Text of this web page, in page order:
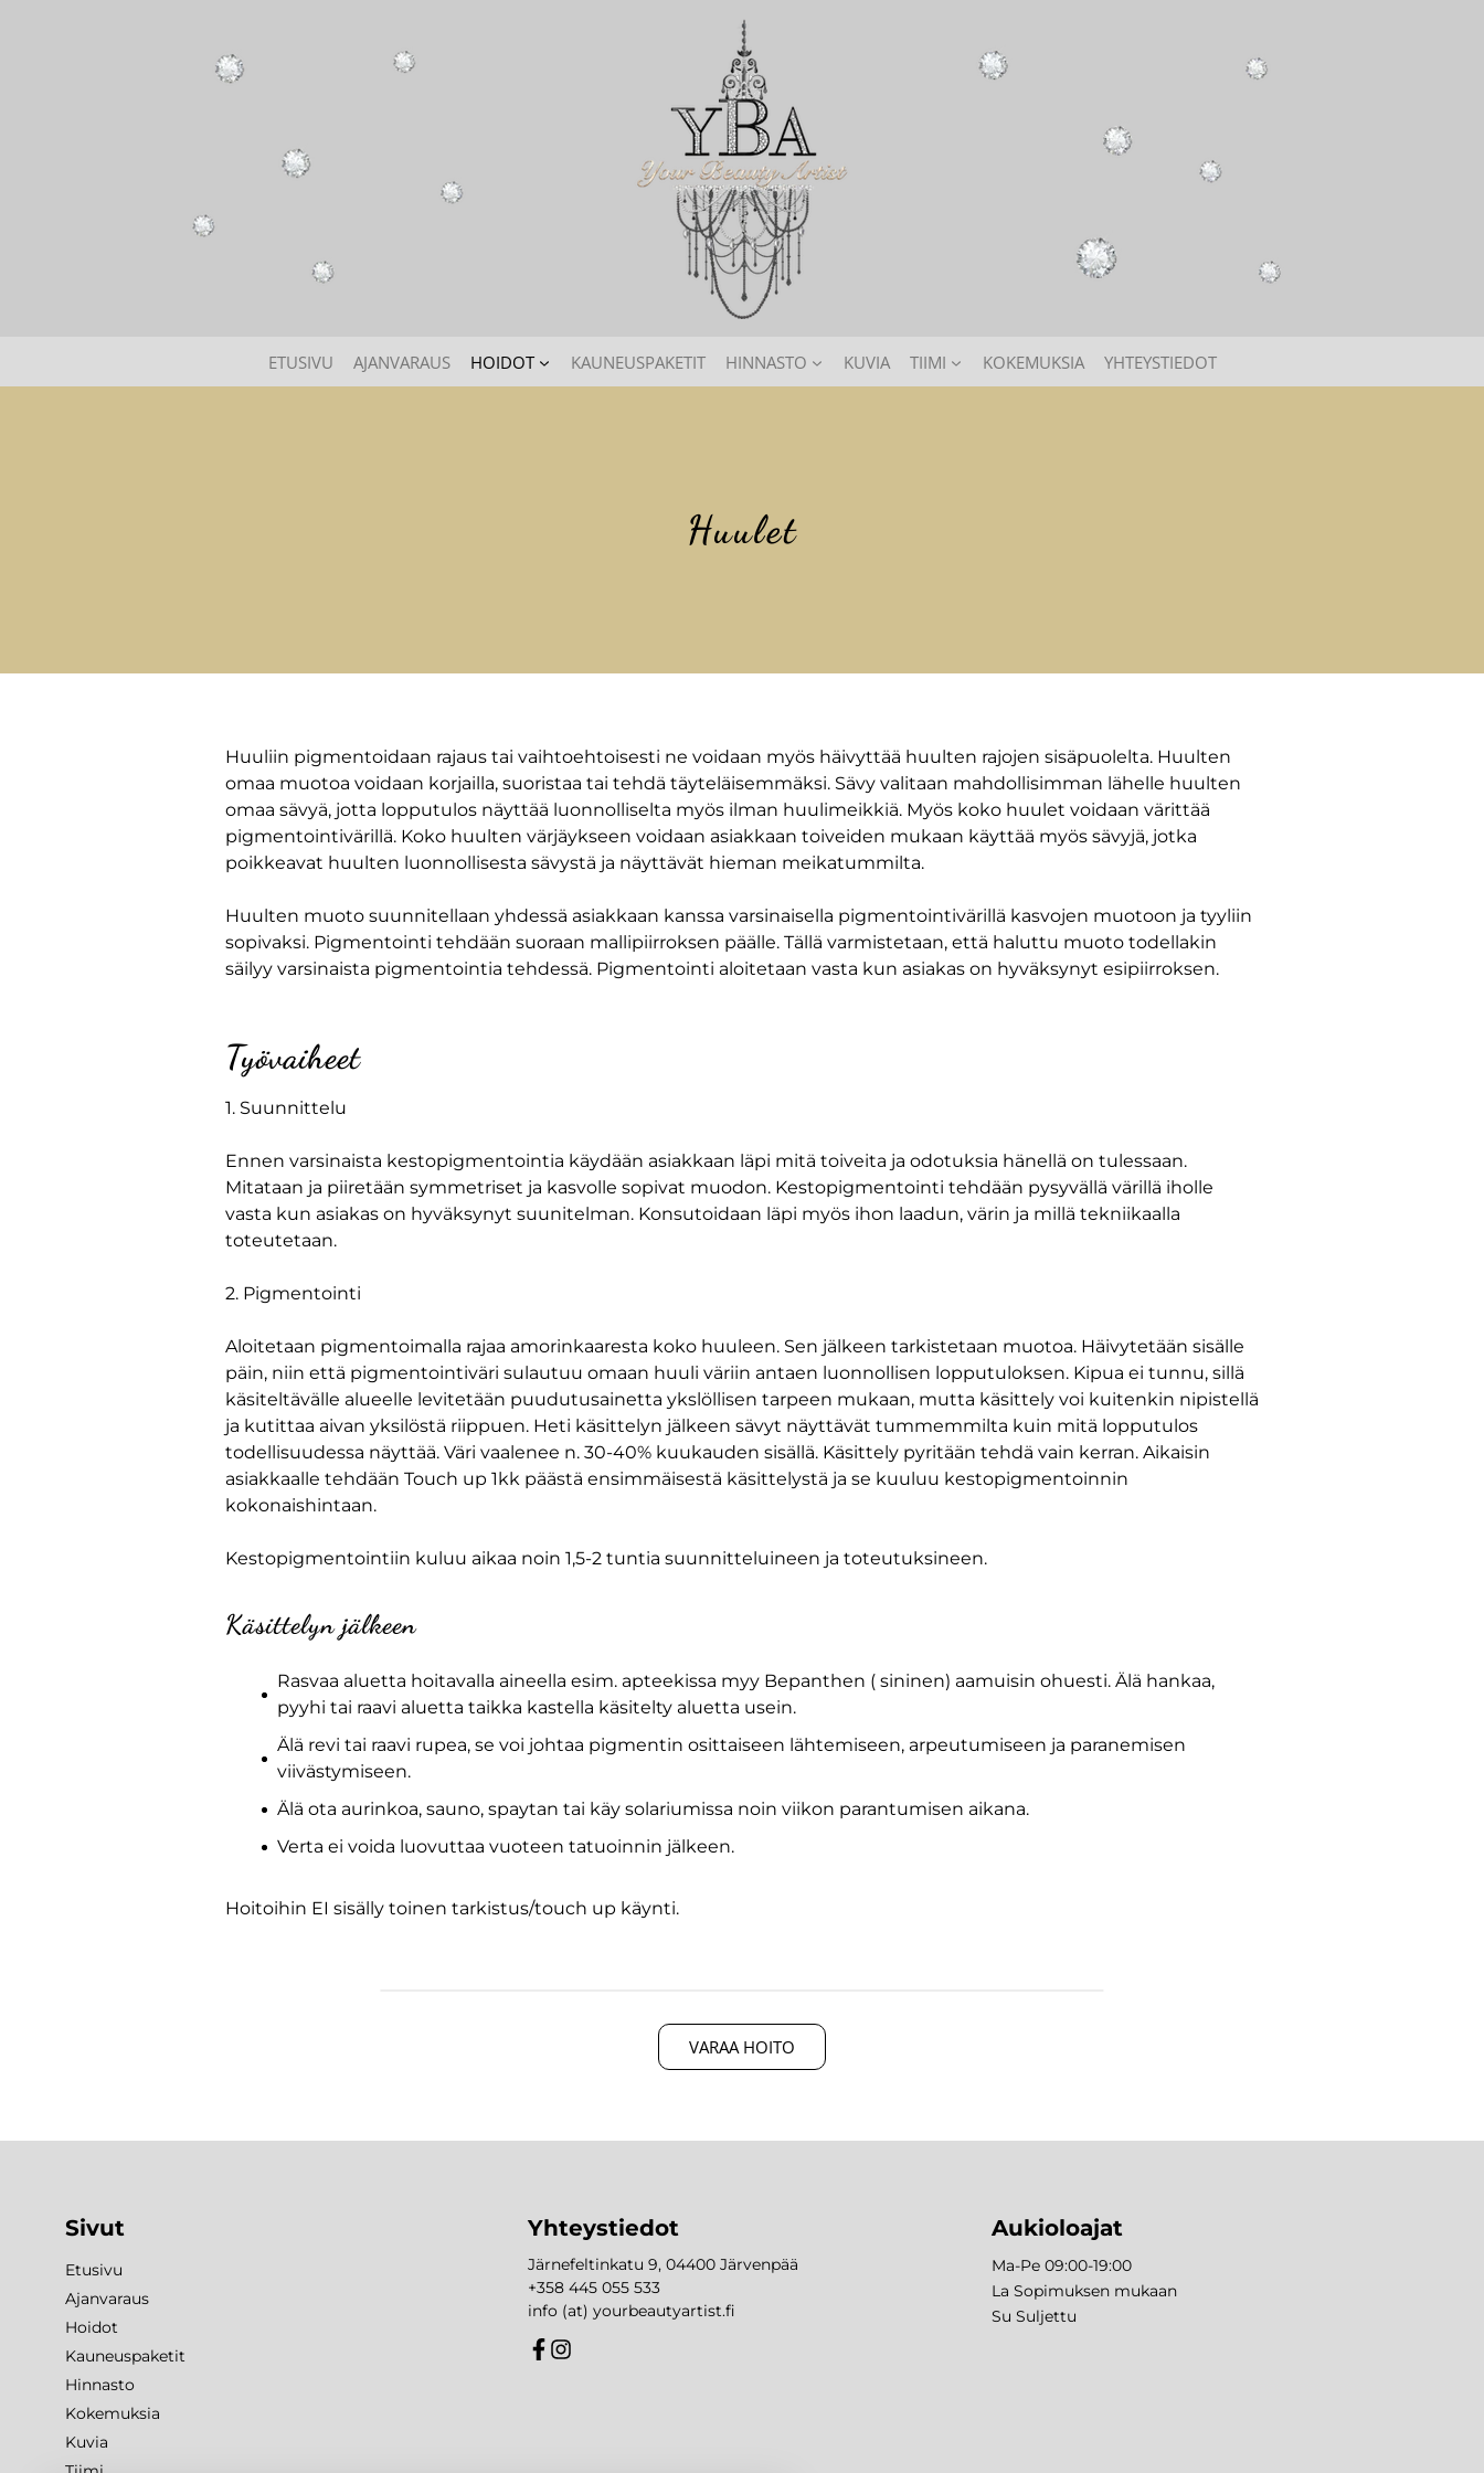
ETUSIVU AJANVARAUS HOIDOT KAUNEUSPAKETIT HINNASTO KUVIA TIIMI KOKEMUKSIA YHTEYSTIEDOT
Huulet
Huuliin pigmentoidaan rajaus tai vaihtoehtoisesti ne voidaan myös häivyttää huulten rajojen sisäpuolelta. Huulten
omaa muotoa voidaan korjailla, suoristaa tai tehdä täyteläisemmäksi. Sävy valitaan mahdollisimman lähelle huulten
omaa sävyä, jotta lopputulos näyttää luonnolliselta myös ilman huulimeikkiä. Myös koko huulet voidaan värittää
pigmentointivärillä. Koko huulten värjäykseen voidaan asiakkaan toiveiden mukaan käyttää myös sävyjä, jotka
poikkeavat huulten luonnollisesta sävystä ja näyttävät hieman meikatummilta.
Huulten muoto suunnitellaan yhdessä asiakkaan kanssa varsinaisella pigmentointivärillä kasvojen muotoon ja tyyliin
sopivaksi. Pigmentointi tehdään suoraan mallipiirroksen päälle. Tällä varmistetaan, että haluttu muoto todellakin
säilyy varsinaista pigmentointia tehdessä. Pigmentointi aloitetaan vasta kun asiakas on hyväksynyt esipiirroksen.
Työvaiheet
1. Suunnittelu
Ennen varsinaista kestopigmentointia käydään asiakkaan läpi mitä toiveita ja odotuksia hänellä on tulessaan.
Mitataan ja piiretään symmetriset ja kasvolle sopivat muodon. Kestopigmentointi tehdään pysyvällä värillä iholle
vasta kun asiakas on hyväksynyt suunitelman. Konsutoidaan läpi myös ihon laadun, värin ja millä tekniikaalla
toteutetaan.
2. Pigmentointi
​Aloitetaan pigmentoimalla rajaa amorinkaaresta koko huuleen. Sen jälkeen tarkistetaan muotoa. Häivytetään sisälle
päin, niin että pigmentointiväri sulautuu omaan huuli väriin antaen luonnollisen lopputuloksen. Kipua ei tunnu, sillä
käsiteltävälle alueelle levitetään puudutusainetta ykslöllisen tarpeen mukaan, mutta käsittely voi kuitenkin nipistellä
ja kutittaa aivan yksilöstä riippuen. Heti käsittelyn jälkeen sävyt näyttävät tummemmilta kuin mitä lopputulos
todellisuudessa näyttää. Väri vaalenee n. 30-40% kuukauden sisällä. Käsittely pyritään tehdä vain kerran. Aikaisin
asiakkaalle tehdään Touch up 1kk päästä ensimmäisestä käsittelystä ja se kuuluu kestopigmentoinnin
kokonaishintaan.
Kestopigmentointiin kuluu aikaa noin 1,5-2 tuntia suunnitteluineen ja toteutuksineen.
Käsittelyn jälkeen
Rasvaa aluetta hoitavalla aineella esim. apteekissa myy Bepanthen ( sininen) aamuisin ohuesti. Älä hankaa,
pyyhi tai raavi aluetta taikka kastella käsitelty aluetta usein.
Älä revi tai raavi rupea, se voi johtaa pigmentin osittaiseen lähtemiseen, arpeutumiseen ja paranemisen
viivästymiseen.
Älä ota aurinkoa, sauno, spaytan tai käy solariumissa noin viikon parantumisen aikana.
Verta ei voida luovuttaa vuoteen tatuoinnin jälkeen.
Hoitoihin EI sisälly toinen tarkistus/touch up käynti.
VARAA HOITO
Sivut
Etusivu
Ajanvaraus
Hoidot
Kauneuspaketit
Hinnasto
Kokemuksia
Kuvia
Yhteystiedot
Järnefeltinkatu 9, 04400 Järvenpää
+358 445 055 533
info (at) yourbeautyartist.fi
Aukioloajat
Ma-Pe 09:00-19:00
La Sopimuksen mukaan
Su Suljettu